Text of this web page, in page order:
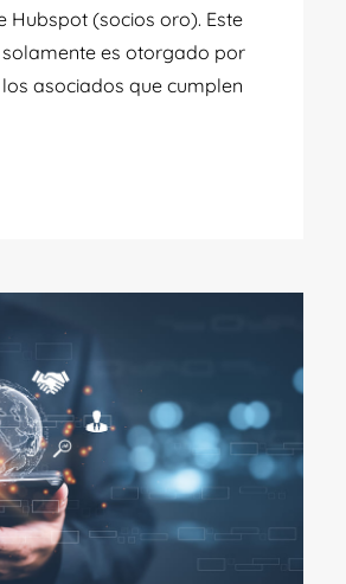
Hubspot (socios oro). Este
es otorgado por
asociados que cumplen